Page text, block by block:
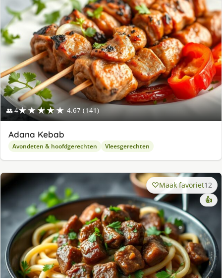
👥 4★★★★★ 4.67 (141)
Adana Kebab
Avondeten & hoofdgerechten Vleesgerechten
Maak favoriet12
👍